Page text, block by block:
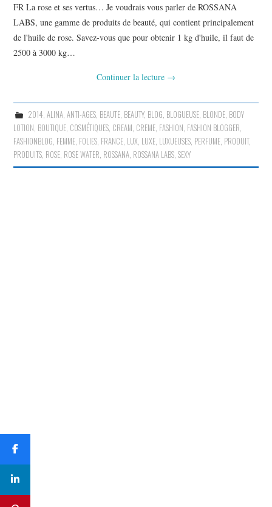
FR La rose et ses vertus… Je voudrais vous parler de ROSSANA
LABS, une gamme de produits de beauté, qui contient principalement
de l'huile de rose. Savez-vous que pour obtenir 1 kg d'huile, il faut de
2500 à 3000 kg…
Continuer la lecture →
2014 ALINA, ANTI-AGES, BEAUTE, BEAUTY, BLOG BLOGUEUSE, BLONDE, BODY
LOTION BOUTIQUE COSMÉTIQUES CREAM CREME FASHION FASHION BLOGGER
FASHIONBLOG FEMME FOLIES FRANCE LUX LUXE LUXUEUSES PERFUME PRODUIT,
PRODUITS ROSE ROSE WATER ROSSANA ROSSANA LABS ,SEXY